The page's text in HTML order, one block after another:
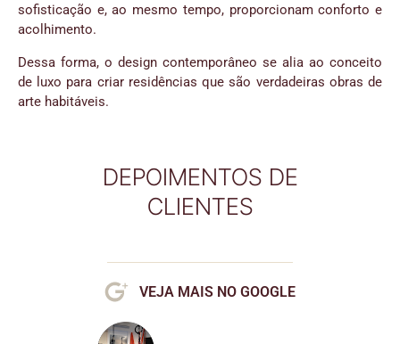
sofisticação e, ao mesmo tempo, proporcionam conforto e
acolhimento.
Dessa forma, o design contemporâneo se alia ao conceito
de luxo para criar residências que são verdadeiras obras de
arte habitáveis.
DEPOIMENTOS DE
CLIENTES
VEJA MAIS NO GOOGLE